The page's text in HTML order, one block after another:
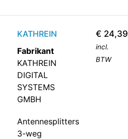
KATHREIN
Fabrikant
KATHREIN
DIGITAL
SYSTEMS
GMBH
Antennesplitters
3-weg
€ 24,39
incl.
BTW